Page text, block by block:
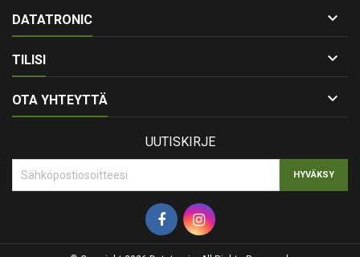
DATATRONIC 
TILISI 
OTA YHTEYTTÄ 
UUTISKIRJE